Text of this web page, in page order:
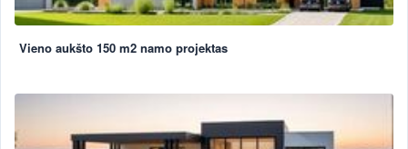
Vieno aukšto 150 m2 namo projektas